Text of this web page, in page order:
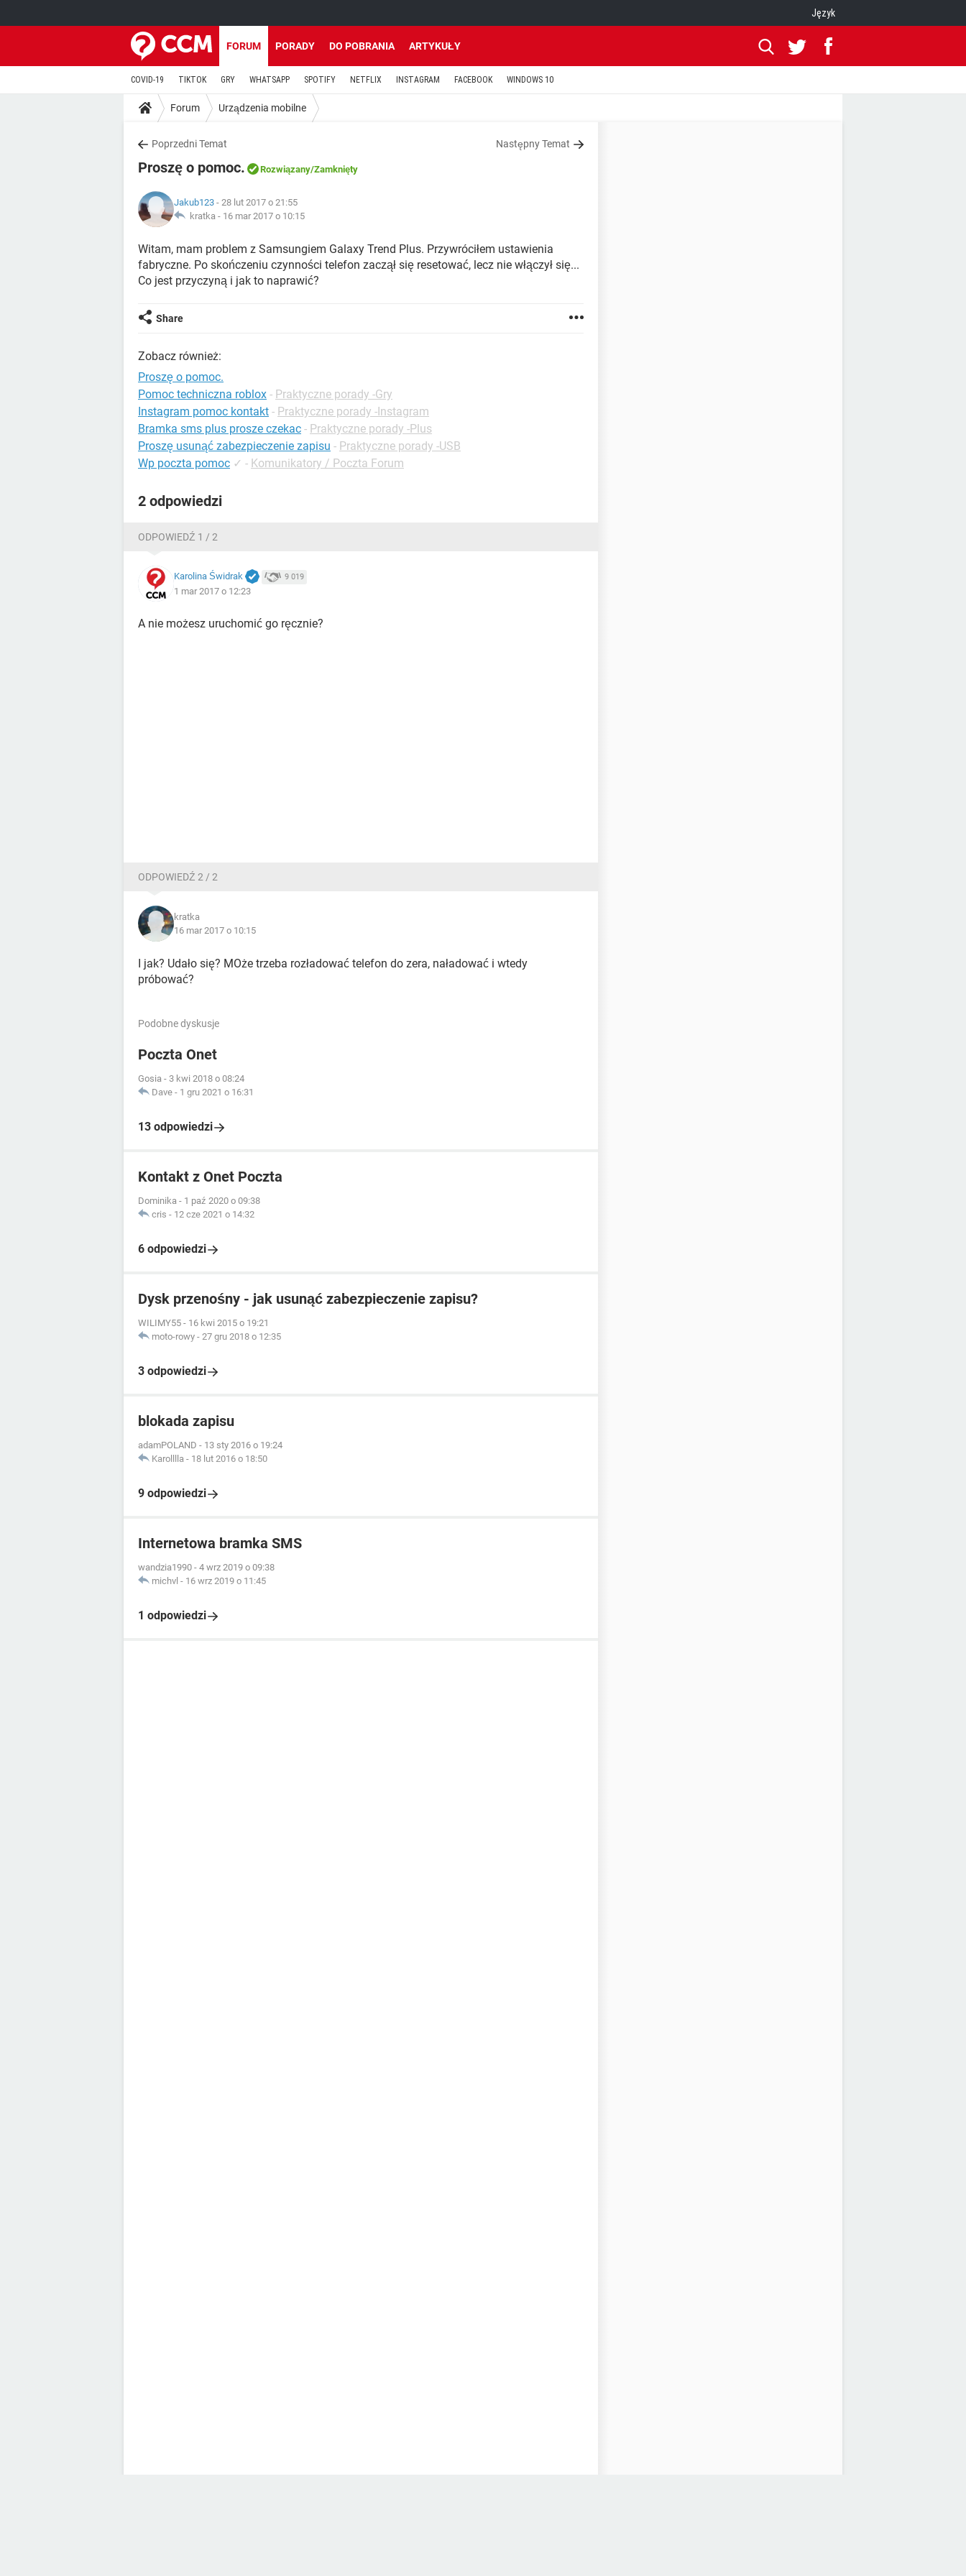
Język
FORUM PORADY DO POBRANIA ARTYKUŁY
COVID-19 TIKTOK GRY WHATSAPP SPOTIFY NETFLIX INSTAGRAM FACEBOOK WINDOWS 10
Forum Urządzenia mobilne
Poprzedni Temat Następny Temat
Proszę o pomoc. Rozwiązany/Zamknięty
Jakub123 - 28 lut 2017 o 21:55
kratka - 16 mar 2017 o 10:15
Witam, mam problem z Samsungiem Galaxy Trend Plus. Przywróciłem ustawienia
fabryczne. Po skończeniu czynności telefon zaczął się resetować, lecz nie włączył się...
Co jest przyczyną i jak to naprawić?
Share
Zobacz również:
Proszę o pomoc.
Pomoc techniczna roblox - Praktyczne porady -Gry
Instagram pomoc kontakt - Praktyczne porady -Instagram
Bramka sms plus prosze czekac - Praktyczne porady -Plus
Proszę usunąć zabezpieczenie zapisu - Praktyczne porady -USB
Wp poczta pomoc ✓ - Komunikatory / Poczta Forum
2 odpowiedzi
ODPOWIEDŹ 1 / 2
Karolina Świdrak 9 019
1 mar 2017 o 12:23
A nie możesz uruchomić go ręcznie?
ODPOWIEDŹ 2 / 2
kratka
16 mar 2017 o 10:15
I jak? Udało się? MOże trzeba rozładować telefon do zera, naładować i wtedy
próbować?
Podobne dyskusje
Poczta Onet
Gosia - 3 kwi 2018 o 08:24
Dave - 1 gru 2021 o 16:31
13 odpowiedzi
Kontakt z Onet Poczta
Dominika - 1 paź 2020 o 09:38
cris - 12 cze 2021 o 14:32
6 odpowiedzi
Dysk przenośny - jak usunąć zabezpieczenie zapisu?
WILIMY55 - 16 kwi 2015 o 19:21
moto-rowy - 27 gru 2018 o 12:35
3 odpowiedzi
blokada zapisu
adamPOLAND - 13 sty 2016 o 19:24
Karolllla - 18 lut 2016 o 18:50
9 odpowiedzi
Internetowa bramka SMS
wandzia1990 - 4 wrz 2019 o 09:38
michvl - 16 wrz 2019 o 11:45
1 odpowiedzi